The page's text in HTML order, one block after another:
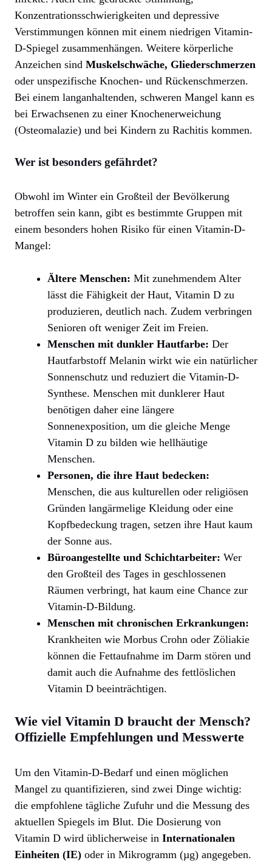
Konzentrationsschwierigkeiten und depressive
Verstimmungen können mit einem niedrigen Vitamin-
D-Spiegel zusammenhängen. Weitere körperliche
Anzeichen sind Muskelschwäche, Gliederschmerzen
oder unspezifische Knochen- und Rückenschmerzen.
Bei einem langanhaltenden, schweren Mangel kann es
bei Erwachsenen zu einer Knochenerweichung
(Osteomalazie) und bei Kindern zu Rachitis kommen.
Wer ist besonders gefährdet?
Obwohl im Winter ein Großteil der Bevölkerung
betroffen sein kann, gibt es bestimmte Gruppen mit
einem besonders hohen Risiko für einen Vitamin-D-
Mangel:
Ältere Menschen: Mit zunehmendem Alter
lässt die Fähigkeit der Haut, Vitamin D zu
produzieren, deutlich nach. Zudem verbringen
Senioren oft weniger Zeit im Freien.
Menschen mit dunkler Hautfarbe: Der
Hautfarbstoff Melanin wirkt wie ein natürlicher
Sonnenschutz und reduziert die Vitamin-D-
Synthese. Menschen mit dunklerer Haut
benötigen daher eine längere
Sonnenexposition, um die gleiche Menge
Vitamin D zu bilden wie hellhäutige
Menschen.
Personen, die ihre Haut bedecken:
Menschen, die aus kulturellen oder religiösen
Gründen langärmelige Kleidung oder eine
Kopfbedeckung tragen, setzen ihre Haut kaum
der Sonne aus.
Büroangestellte und Schichtarbeiter: Wer
den Großteil des Tages in geschlossenen
Räumen verbringt, hat kaum eine Chance zur
Vitamin-D-Bildung.
Menschen mit chronischen Erkrankungen:
Krankheiten wie Morbus Crohn oder Zöliakie
können die Fettaufnahme im Darm stören und
damit auch die Aufnahme des fettlöslichen
Vitamin D beeinträchtigen.
Wie viel Vitamin D braucht der Mensch?
Offizielle Empfehlungen und Messwerte
Um den Vitamin-D-Bedarf und einen möglichen
Mangel zu quantifizieren, sind zwei Dinge wichtig:
die empfohlene tägliche Zufuhr und die Messung des
aktuellen Spiegels im Blut. Die Dosierung von
Vitamin D wird üblicherweise in Internationalen
Einheiten (IE) oder in Mikrogramm (µg) angegeben.